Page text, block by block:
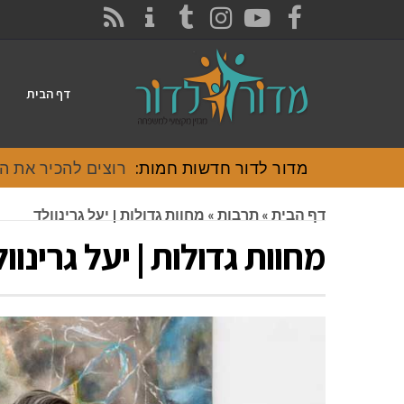
FACEBOOK
YOUTUBE
INSTAGRAM
TUMBLR
דף הבית
מדור לדור חדשות חמות: רוצים להכיר את
דף הבית » תרבות » מחוות גדולות | יעל גרינוולד
מחוות גדולות | יעל